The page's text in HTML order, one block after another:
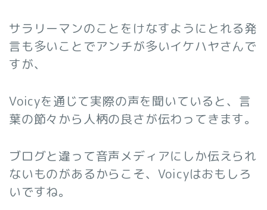
サラリーマンのことをけなすようにとれる発
言も多いことでアンチが多いイケハヤさんで
すが、
Voicyを通じて実際の声を聞いていると、言
葉の節々から人柄の良さが伝わってきます。
ブログと違って音声メディアにしか伝えられ
ないものがあるからこそ、Voicyはおもしろ
いですね。